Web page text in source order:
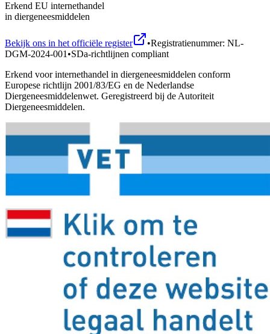
Erkend EU internethandel
in diergeneesmiddelen
Bekijk ons in het officiële register •Registratienummer: NL-
DGM-2024-001 •SDa-richtlijnen compliant
Erkend voor internethandel in diergeneesmiddelen conform
Europese richtlijn 2001/83/EG en de Nederlandse
Diergeneesmiddelenwet. Geregistreerd bij de Autoriteit
Diergeneesmiddelen.